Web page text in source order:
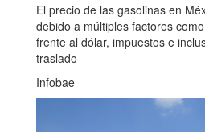
El precio de las gasolinas en
debido a múltiples factores
frente al dólar, impuestos e
traslado
Infobae